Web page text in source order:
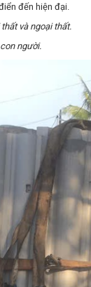
đến hiện đại.
và ngoại thất.
người.